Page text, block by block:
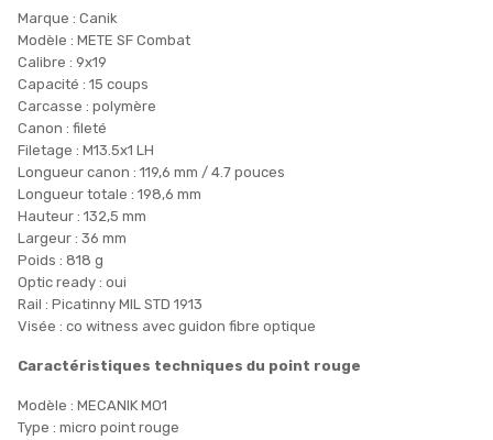
Marque : Canik
Modèle : METE SF Combat
Calibre : 9x19
Capacité : 15 coups
Carcasse : polymère
Canon : fileté
Filetage : M13.5x1 LH
Longueur canon : 119,6 mm / 4.7 pouces
Longueur totale : 198,6 mm
Hauteur : 132,5 mm
Largeur : 36 mm
Poids : 818 g
Optic ready : oui
Rail : Picatinny MIL STD 1913
Visée : co witness avec guidon fibre optique
Caractéristiques techniques du point rouge
Modèle : MECANIK MO1
Type : micro point rouge